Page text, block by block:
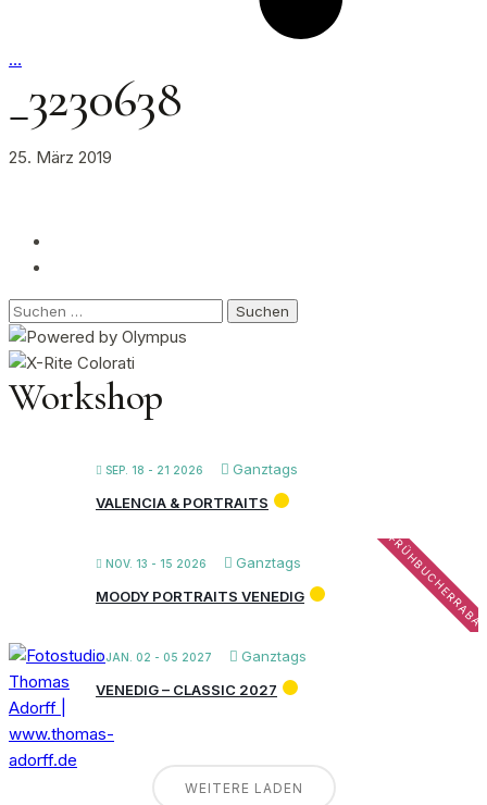
…
_3230638
25. März 2019
Suchen
nach:
Workshop
SEP. 18 - 21 2026
Ganztags
VALENCIA & PORTRAITS
NOV. 13 - 15 2026 Ganztags
MOODY PORTRAITS VENEDIG
JAN. 02 - 05 2027
Ganztags
VENEDIG – CLASSIC 2027
WEITERE LADEN